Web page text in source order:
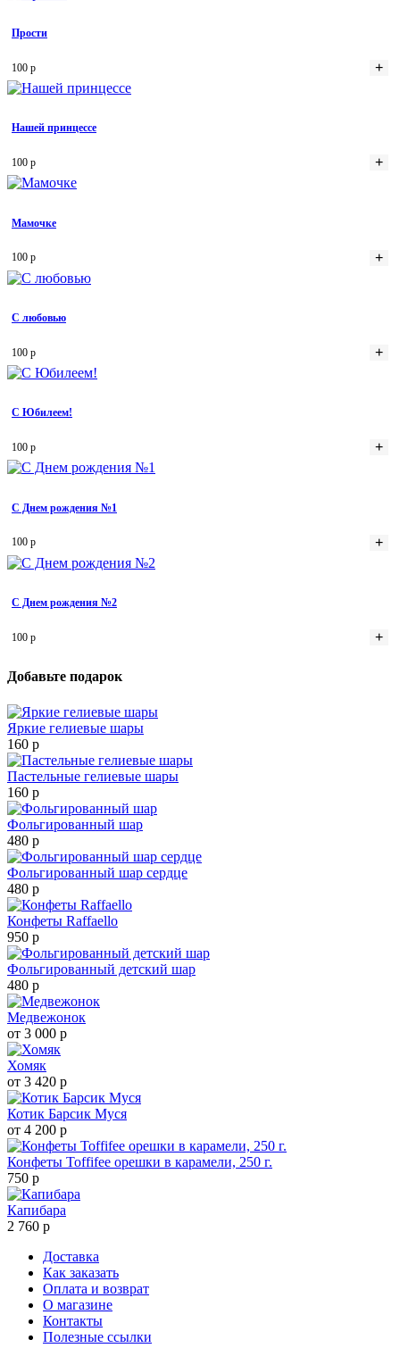
Прости
100 р +
Нашей принцессе
100 р +
Мамочке
100 р +
С любовью
100 р +
С Юбилеем!
100 р +
C Днем рождения №1
100 р +
С Днем рождения №2
100 р +
Добавьте подарок
Яркие гелиевые шары
160 р
Пастельные гелиевые шары
160 р
Фольгированный шар
480 р
Фольгированный шар сердце
480 р
Конфеты Raffaello
950 р
Фольгированный детский шар
480 р
Медвежонок
от 3 000 р
Хомяк
от 3 420 р
Котик Барсик Муся
от 4 200 р
Конфеты Toffifee орешки в карамели, 250 г.
750 р
Капибара
2 760 р
Доставка
Как заказать
Оплата и возврат
О магазине
Контакты
Полезные ссылки